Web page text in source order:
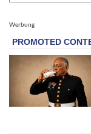
Werbung